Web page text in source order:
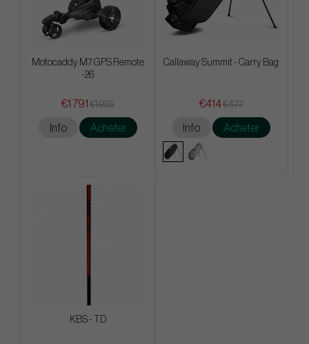
Motocaddy M7 GPS Remote
-26
€1 791 €1 935
Info Acheter
Callaway Summit - Carry Bag
€414€477
Info Acheter
KBS - TD